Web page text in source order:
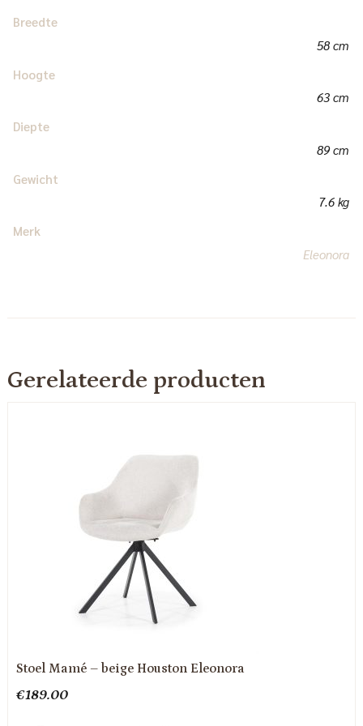
Breedte
58 cm
Hoogte
63 cm
Diepte
89 cm
Gewicht
7.6 kg
Merk
Eleonora
Gerelateerde producten
Stoel Mamé – beige Houston Eleonora
€189.00